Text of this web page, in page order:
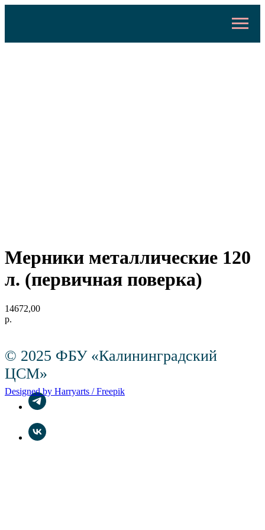
Мерники металлические 120
л. (первичная поверка)
14672,00
р.
© 2025 ФБУ «Калининградский
ЦСМ»
Designed by Harryarts / Freepik